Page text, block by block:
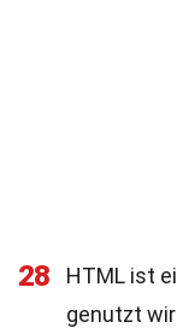
28
HTML ist
genutzt